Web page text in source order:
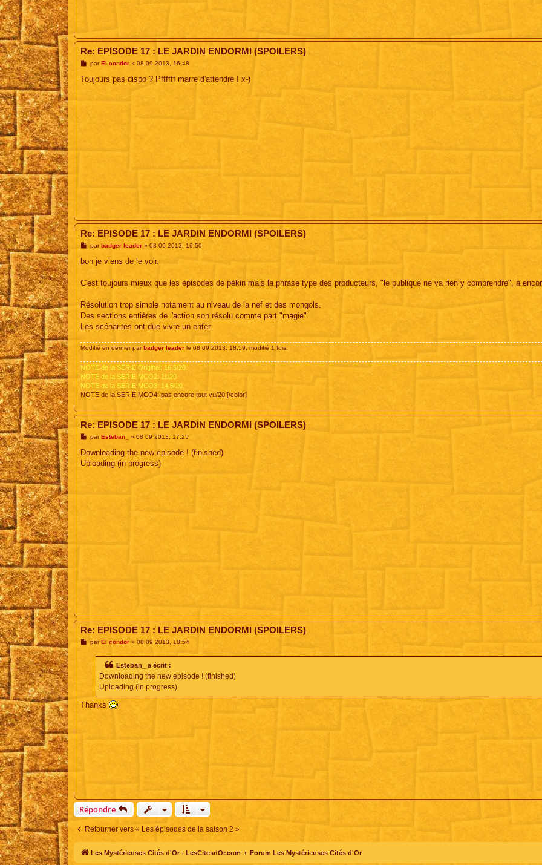
Re: EPISODE 17 : LE JARDIN ENDORMI (SPOILERS)
M
s
parEl condor» 08 09 2013, 16:48
Toujours pas dispo ? Pffffff marre d'attendre ! x-)
Re: EPISODE 17 : LE JARDIN ENDORMI (SPOILERS)
M
s
g
parbadger leader» 08 09 2013, 16:50
bon je viens de le voir.
C'est toujours mieux que les épisodes de pékin mais la phrase type des producteurs, "le publique ne va rien y comprendre", à
Résolution trop simple notament au niveau de la nef et des mongols.
Des sections entières de l'action son résolu comme part "magie"
Les scénarites ont due vivre un enfer.
Modifié en dernier parbadger leader le 08 09 2013, 18:59, modifié 1 fois.
NOTE de la SERIE Original: 16.5/20.
NOTE de la SERIE MCO2: 11/20
NOTE de la SERIE MCO3: 14.5/20
NOTE de la SERIE MCO4: pas encore tout vu/20 [/color]
Re: EPISODE 17 : LE JARDIN ENDORMI (SPOILERS)
M
s
a
parEsteban_ » 08 09 2013, 17:25
Downloading the new episode ! (finished)
Uploading (in progress)
Re: EPISODE 17 : LE JARDIN ENDORMI (SPOILERS)
MparEl condor» 08 09 2013, 18:54
Esteban_ a écrit :
Downloading the new episode ! (finished)
Uploading (in progress)
Thanks
Répondre
Retourner vers « Les épisodes de la saison 2 »
Les Mystérieuses Cités d'Or - LesCitesdOr.com Forum Les Mystérieuses Cités d'Or